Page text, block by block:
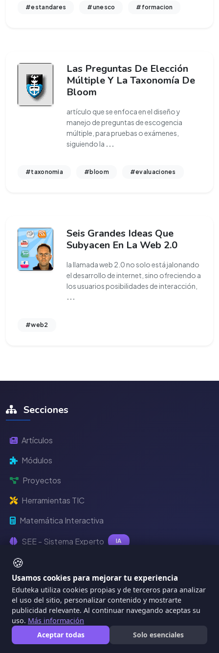
#estandares #unesco #formacion
Las Preguntas De Elección
Múltiple Y La Taxonomía De
Bloom
artículo que se enfoca en el diseño y
manejo de preguntas de escogencia
múltiple, para pruebas o exámenes,
siguiendo la ...
#taxonomia #bloom #evaluaciones
Seis Grandes Ideas Que
Subyacen En La Web 2.0
la llamada web 2.0 no solo está jalonando
el desarrollo de internet, sino ofreciendo a
los usuarios posibilidades de interacción,
...
#web2
🍪
Usamos cookies para mejorar tu experiencia
Eduteka utiliza cookies propias y de terceros para analizar
el uso del sitio, personalizar contenido y mostrarte
publicidad relevante. Al continuar navegando aceptas su
uso. Más información
Aceptar todas
Solo esenciales
Secciones
Artículos
Módulos
Proyectos
Herramientas TIC
Matemática Interactiva
SEE - Sistema Experto IA
Recursos Digitales
EdutekaLab
IDEA - Plan de Clase IA